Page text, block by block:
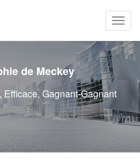
de Meckey
Gagnant-Gagnant